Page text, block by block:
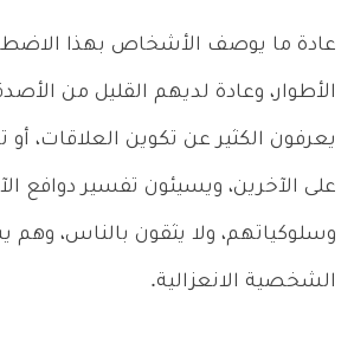
عادة ما يوصف الأشخاص بهذا
الأطوار، وعادة لديهم القليل من
يعرفون الكثير عن تكوين العلاقات، أو
على الآخرين، ويسيئون تفسير دوافع
وسلوكياتهم، ولا يثقون بالناس، وهم
الشخصية الانعزالية.